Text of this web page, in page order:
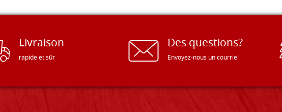
€ 66,40
42x56 avec cadre creusée(mesure interne
37x51),cales,brute
Planche d'icône en tilleul, modèle R3, mesure
Livraison
rapide et sûr
Des questions?
Envoyez-nous un courriel